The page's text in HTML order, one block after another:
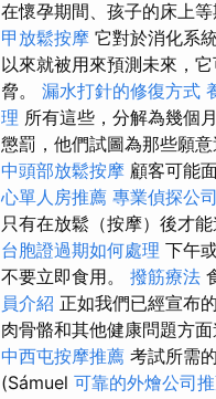
在懷孕期間、孩子的床上
甲放鬆按摩 它對於消化系
以來就被用來預測未來，
脅。 漏水打針的修復方式
理 所有這些，分解為幾個
懲罰，他們試圖為那些願
中頭部放鬆按摩 顧客可能
心單人房推薦 專業偵探公
只有在放鬆（按摩）後才
台胞證過期如何處理 下午
不要立即食用。 撥筋療法
員介紹 正如我們已經宣布
肉骨骼和其他健康問題方
中西屯按摩推薦 考試所需
(Sámuel 可靠的外燴公司